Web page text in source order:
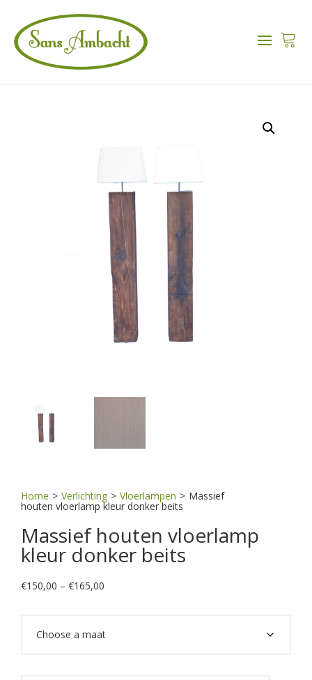
Home > Verlichting > Vloerlampen > Massief
houten vloerlamp kleur donker beits
Massief houten vloerlamp
kleur donker beits
€150,00 – €165,00
through